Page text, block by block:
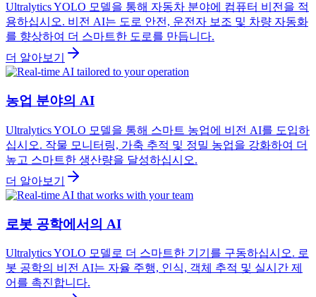
Ultralytics YOLO 모델을 통해 자동차 분야에 컴퓨터 비전을 적
용하십시오. 비전 AI는 도로 안전, 운전자 보조 및 차량 자동화
를 향상하여 더 스마트한 도로를 만듭니다.
더 알아보기
농업 분야의 AI
Ultralytics YOLO 모델을 통해 스마트 농업에 비전 AI를 도입하
십시오. 작물 모니터링, 가축 추적 및 정밀 농업을 강화하여 더
높고 스마트한 생산량을 달성하십시오.
더 알아보기
로봇 공학에서의 AI
Ultralytics YOLO 모델로 더 스마트한 기기를 구동하십시오. 로
봇 공학의 비전 AI는 자율 주행, 인식, 객체 추적 및 실시간 제
어를 촉진합니다.